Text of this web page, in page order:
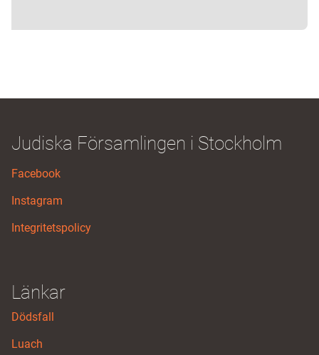
Judiska Församlingen i Stockholm
Facebook
Instagram
Integritetspolicy
Länkar
Dödsfall
Luach